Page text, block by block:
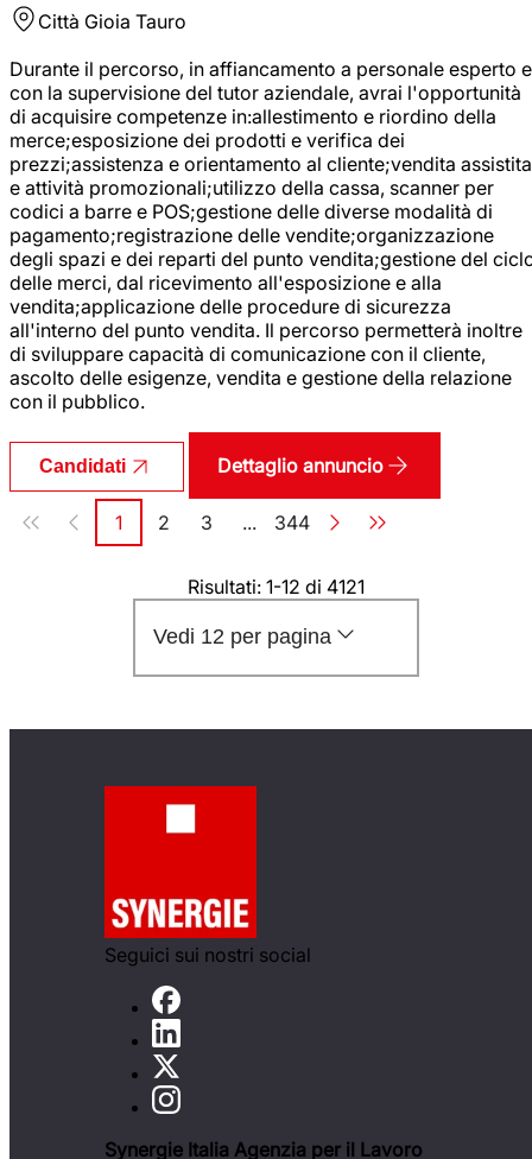
Città Gioia Tauro
Durante il percorso, in affiancamento a personale esperto e
con la supervisione del tutor aziendale, avrai l'opportunità
di acquisire competenze in:allestimento e riordino della
merce;esposizione dei prodotti e verifica dei
prezzi;assistenza e orientamento al cliente;vendita assistita
e attività promozionali;utilizzo della cassa, scanner per
codici a barre e POS;gestione delle diverse modalità di
pagamento;registrazione delle vendite;organizzazione
degli spazi e dei reparti del punto vendita;gestione del
delle merci, dal ricevimento all'esposizione e alla
vendita;applicazione delle procedure di sicurezza
all'interno del punto vendita. Il percorso permetterà inoltre
di sviluppare capacità di comunicazione con il cliente,
ascolto delle esigenze, vendita e gestione della relazione
con il pubblico.
Candidati Dettaglio annuncio
Paginazione
Pagina
1 Pagina
2 Pagina
3 ... Pagina
344
Risultati: 1-12 di 4121
Vedi 12 per pagina
Seguici sui nostri social
Synergie Italia Agenzia per il Lavoro